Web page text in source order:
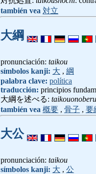
también vea 対立
大綱
pronunciación: taikou
símbolos kanji: 大 , 綱
palabra clave: política
traducción: principios
大綱を述べる: taikouonoberu
también vea 概要 , 骨子 , 要
大公
pronunciación: taikou
símbolos kanji: 大 , 公